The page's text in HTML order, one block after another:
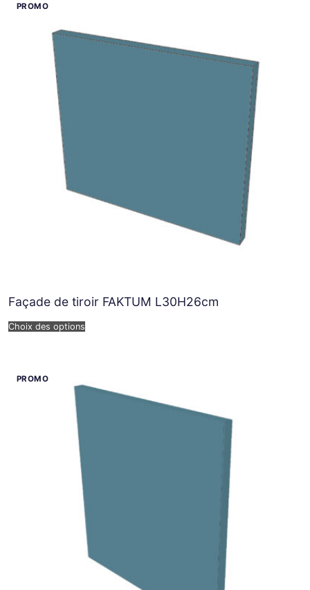
Façade de tiroir FAKTUM L30H26cm
Choix des options